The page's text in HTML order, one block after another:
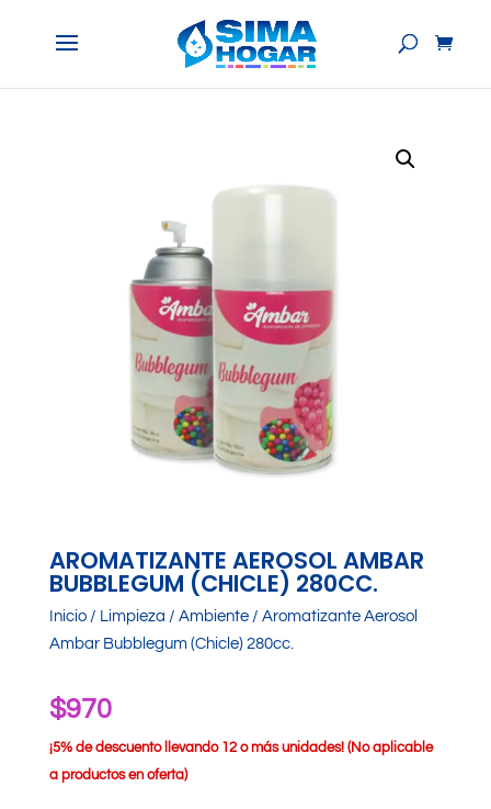
AROMATIZANTE AEROSOL AMBAR
BUBBLEGUM (CHICLE) 280CC.
Inicio/ Limpieza / Ambiente/ Aromatizante Aerosol
Ambar Bubblegum (Chicle) 280cc.
$970
¡5% de descuento llevando 12 o más unidades! (No aplicable
a productos en oferta)